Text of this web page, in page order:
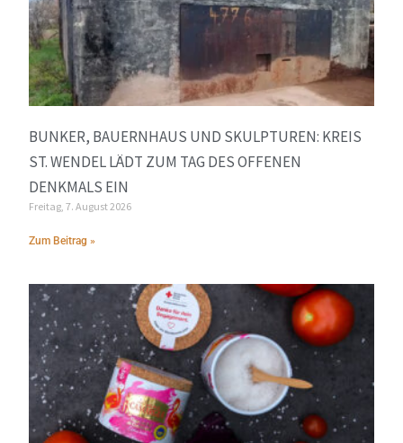
BUNKER, BAUERNHAUS UND SKULPTUREN: KREIS
ST. WENDEL LÄDT ZUM TAG DES OFFENEN
DENKMALS EIN
Freitag, 7. August 2026
Zum Beitrag »